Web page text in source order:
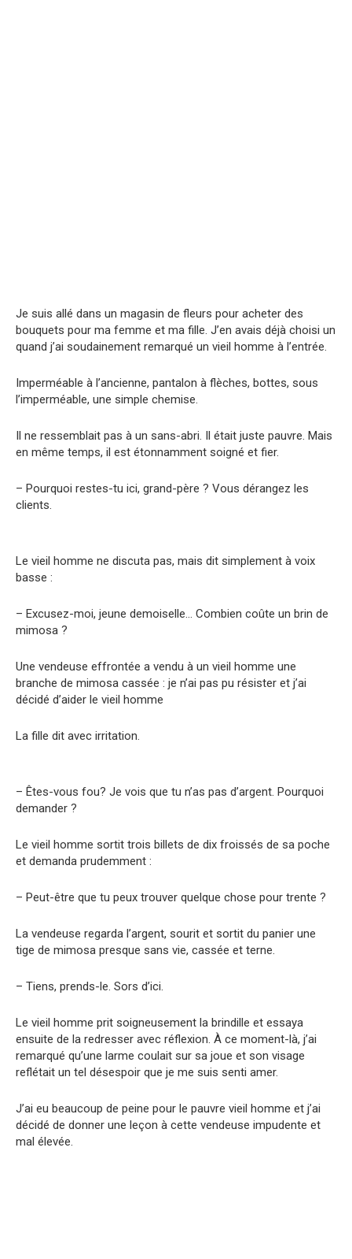
Je suis allé dans un magasin de fleurs pour acheter des
bouquets pour ma femme et ma fille. J’en avais déjà choisi un
quand j’ai soudainement remarqué un vieil homme à l’entrée.
Imperméable à l’ancienne, pantalon à flèches, bottes, sous
l’imperméable, une simple chemise.
Il ne ressemblait pas à un sans-abri. Il était juste pauvre. Mais
en même temps, il est étonnamment soigné et fier.
– Pourquoi restes-tu ici, grand-père ? Vous dérangez les
clients.
Le vieil homme ne discuta pas, mais dit simplement à voix
basse :
– Excusez-moi, jeune demoiselle… Combien coûte un brin de
mimosa ?
Une vendeuse effrontée a vendu à un vieil homme une
branche de mimosa cassée : je n’ai pas pu résister et j’ai
décidé d’aider le vieil homme
La fille dit avec irritation.
– Êtes-vous fou? Je vois que tu n’as pas d’argent. Pourquoi
demander ?
Le vieil homme sortit trois billets de dix froissés de sa poche
et demanda prudemment :
– Peut-être que tu peux trouver quelque chose pour trente ?
La vendeuse regarda l’argent, sourit et sortit du panier une
tige de mimosa presque sans vie, cassée et terne.
– Tiens, prends-le. Sors d’ici.
Le vieil homme prit soigneusement la brindille et essaya
ensuite de la redresser avec réflexion. À ce moment-là, j’ai
remarqué qu’une larme coulait sur sa joue et son visage
reflétait un tel désespoir que je me suis senti amer.
J’ai eu beaucoup de peine pour le pauvre vieil homme et j’ai
décidé de donner une leçon à cette vendeuse impudente et
mal élevée.